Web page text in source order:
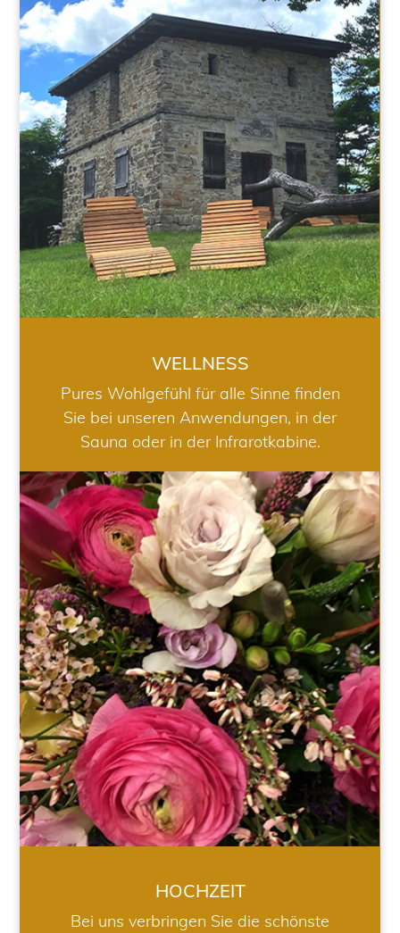
WELLNESS
WELLNESS
Pures Wohlgefühl für alle Sinne finden
Sie bei unseren Anwendungen, in der
Sauna oder in der Infrarotkabine.
HOCHZEIT
HOCHZEIT
Bei uns verbringen Sie die schönste